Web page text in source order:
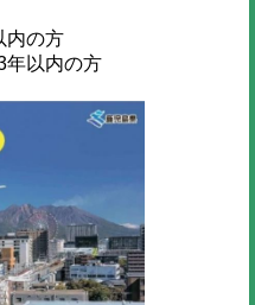
内の方
以内の方